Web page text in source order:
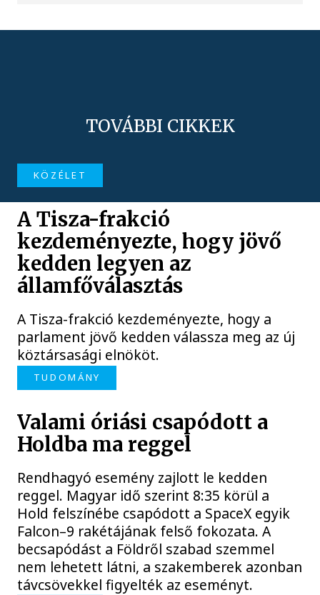
TOVÁBBI CIKKEK
KÖZÉLET
A Tisza-frakció
kezdeményezte, hogy jövő
kedden legyen az
államfőválasztás
A Tisza-frakció kezdeményezte, hogy a
parlament jövő kedden válassza meg az új
köztársasági elnököt.
TUDOMÁNY
Valami óriási csapódott a
Holdba ma reggel
Rendhagyó esemény zajlott le kedden
reggel. Magyar idő szerint 8:35 körül a
Hold felszínébe csapódott a SpaceX egyik
Falcon–9 rakétájának felső fokozata. A
becsapódást a Földről szabad szemmel
nem lehetett látni, a szakemberek azonban
távcsövekkel figyelték az eseményt.